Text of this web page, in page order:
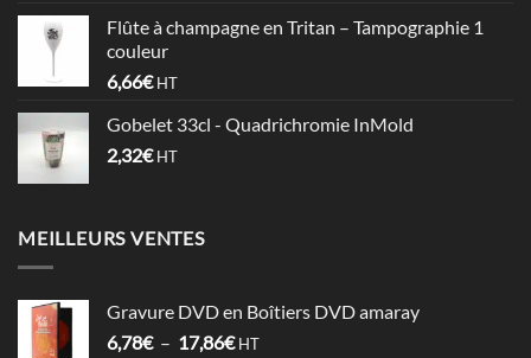
0,60€
Flûte à champagne en Tritan – Tampographie 1
couleur
6,66€ HT
Gobelet 33cl - Quadrichromie InMold
2,32€ HT
MEILLEURS VENTES
Gravure DVD en Boîtiers DVD amaray
6,78€ – 17,86€Plage
HT